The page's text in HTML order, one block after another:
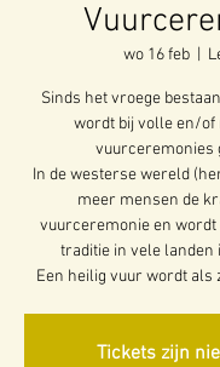
wo 16 feb
  |
Sinds het vroege
wordt bij volle en/of
vuurceremonies
In de westerse wereld
meer mensen de
vuurceremonie en
traditie in vele landen
Een heilig vuur wordt als
Tickets zijn